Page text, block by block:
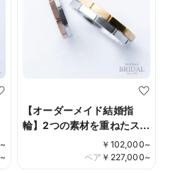
~
~
【オーダーメイド結婚指
輪】2つの素材を重ねたスタ
イリッシュなデザイン
￥ 102,000~
￥ 227,000~
ペア